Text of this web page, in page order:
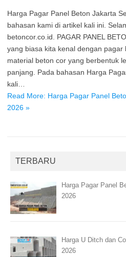
Harga Pagar Panel Beton Jakarta
bahasan kami di artikel kali ini.
betoncor.co.id. PAGAR PANEL
yang biasa kita kenal dengan
material beton cor yang berbentuk
panjang. Pada bahasan Harga
kali…
Read More: Harga Pagar Panel
2026 »
TERBARU
Harga Pagar Panel
2026
Harga U Ditch dan
2026